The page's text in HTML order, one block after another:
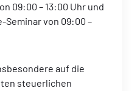
09:00 – 13:00 Uhr und
Seminar von 09:00 –
auf die
steuerlichen